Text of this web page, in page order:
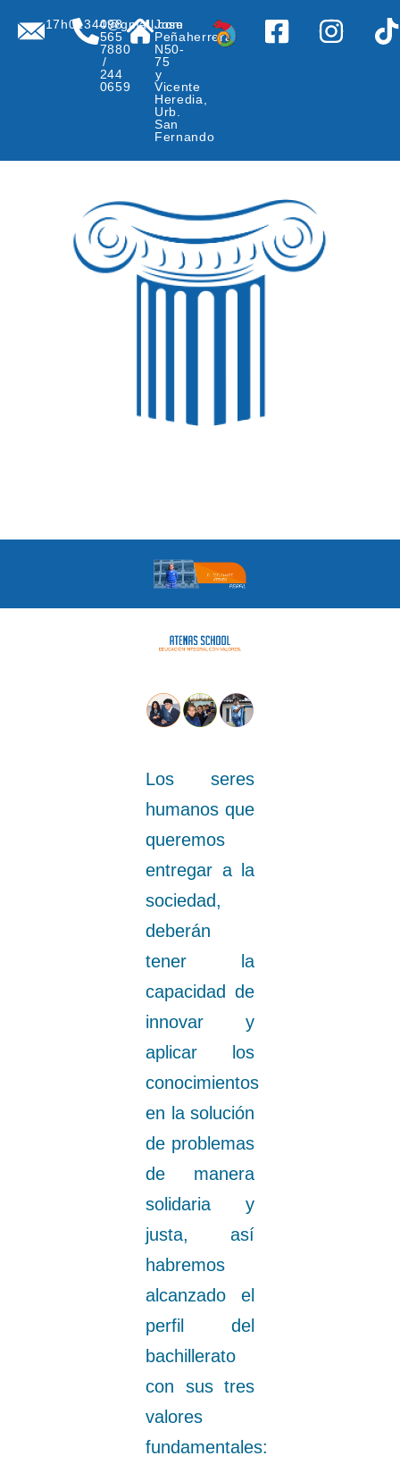
17h01344@gmail.com
098
565
7880
/
244
0659
Jose
Peñaherrera
N50-
75
y
Vicente
Heredia,
Urb.
San
Fernando
Los seres
humanos que
queremos
entregar a la
sociedad,
deberán
tener la
capacidad de
innovar y
aplicar los
conocimientos
en la solución
de problemas
de manera
solidaria y
justa, así
habremos
alcanzado el
perfil del
bachillerato
con sus tres
valores
fundamentales: